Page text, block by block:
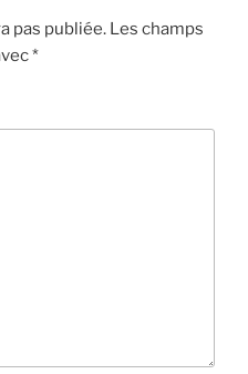
pas publiée. Les champs
*